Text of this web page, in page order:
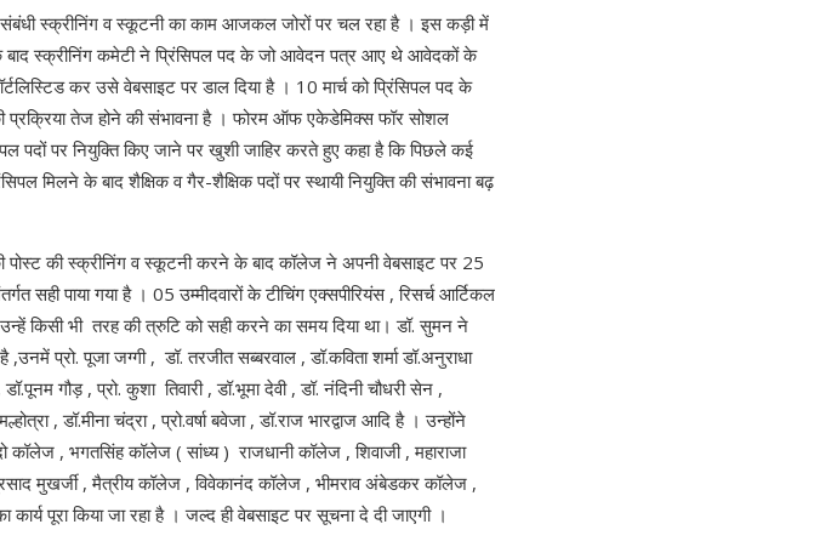
संबंधी स्क्रीनिंग व स्कूटनी का काम आजकल जोरों पर चल रहा है । इस कड़ी में
बाद स्क्रीनिंग कमेटी ने प्रिंसिपल पद के जो आवेदन पत्र आए थे आवेदकों के
कर उसे वेबसाइट पर डाल दिया है । 10 मार्च को प्रिंसिपल पद के
प्रक्रिया तेज होने की संभावना है । फोरम ऑफ एकेडेमिक्स फॉर सोशल
पर नियुक्ति किए जाने पर खुशी जाहिर करते हुए कहा है कि पिछले कई
मिलने के बाद शैक्षिक व गैर-शैक्षिक पदों पर स्थायी नियुक्ति की संभावना बढ़
की स्क्रीनिंग व स्कूटनी करने के बाद कॉलेज ने अपनी वेबसाइट पर 25
सही पाया गया है । 05 उम्मीदवारों के टीचिंग एक्सपीरियंस , रिसर्च आर्टिकल
किसी भी तरह की त्रुटि को सही करने का समय दिया था। डॉ. सुमन ने
प्रो. पूजा जग्गी , डॉ. तरजीत सब्बरवाल , डॉ.कविता शर्मा डॉ.अनुराधा
गौड़ , प्रो. कुशा तिवारी , डॉ.भूमा देवी , डॉ. नंदिनी चौधरी सेन ,
, डॉ.मीना चंद्रा , प्रो.वर्षा बवेजा , डॉ.राज भारद्वाज आदि है । उन्होंने
कॉलेज , भगतसिंह कॉलेज ( सांध्य ) राजधानी कॉलेज , शिवाजी , महाराजा
मुखर्जी , मैत्रीय कॉलेज , विवेकानंद कॉलेज , भीमराव अंबेडकर कॉलेज ,
पूरा किया जा रहा है । जल्द ही वेबसाइट पर सूचना दे दी जाएगी ।